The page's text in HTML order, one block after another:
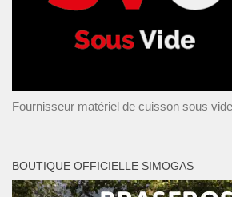
Fournisseur matériel de cuisson sous vide
BOUTIQUE OFFICIELLE SIMOGAS